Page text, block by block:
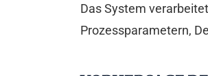
Das System
Prozessparametern,